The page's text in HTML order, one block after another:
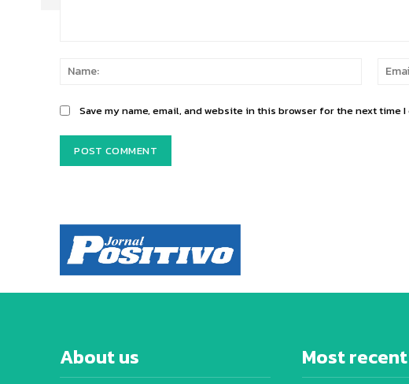
Name:
Save my name, email, and website in this browser for the next time
About us Most recent